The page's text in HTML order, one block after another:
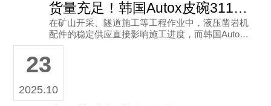
货量充足！韩国Autox皮碗3115 1822-01液压凿岩机配件现货供应
在矿山开采、隧道施工等工程作业中，液压凿岩机
配件的稳定供应直接影响施工进度，而韩国Autox
皮碗作为核心密封配件，品质与供货能力备受行业
认可。今天给大家分享干货 咨询热线： 138251814
15
23
2025.10